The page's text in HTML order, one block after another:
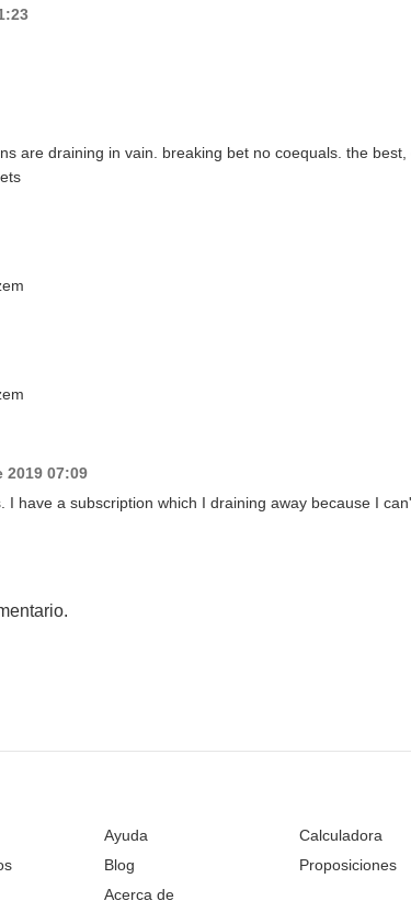
are draining in vain. breaking bet no coequals. the
2019 07:09
have a subscription which I draining away because I
Ayuda
Blog
Acerca de
Calculadora
Proposiciones